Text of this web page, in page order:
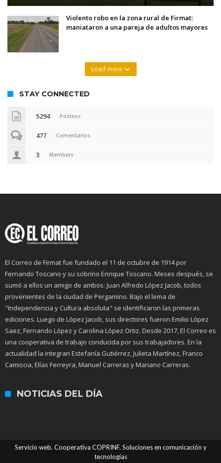
Violento robo en la zona rural de Firmat:
maniataron a una pareja de adultos mayores
Load more
STAY CONNECTED
5294 Posteos
477 Comentarios
3 Members
El Correo de Firmat fue fundado el 11 de octubre de 1914 por
Fernando Toscano y su sobrino Enrique Toscano. Meses después, se
sumó a ellos un amigo de ambos: Juan Alfredo López Jacob, todos
provenientes de la ciudad de Pergamino. Bajo el lema de
"Independencia y Cultura absoluta" se identificaron las primeras
ediciones. Luego de López Jacob, sus directores fueron Emilio López
Saez, Fernando López y Carolina López Ortiz. Desde 2017, El Correo es
una cooperativa de trabajo conducida por sus trabajadores. En la
actualidad la integran Estefanía Gutiérrez, Julieta Martínez, Franco
Camiscia, Elías Ferreyra, Manuel Carreras y Mariano Carreras.
NOTICIAS DEL DÍA
Servicio web. Cooperativa COPRINF. Soluciones en comunicación y
tecnologías